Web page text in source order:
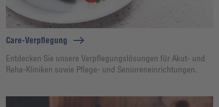
Care-Verpflegung
Entdecken Sie unsere Verpflegungslösungen für Akut- und
Reha-Kliniken sowie Pflege- und Senioreneinrichtungen.